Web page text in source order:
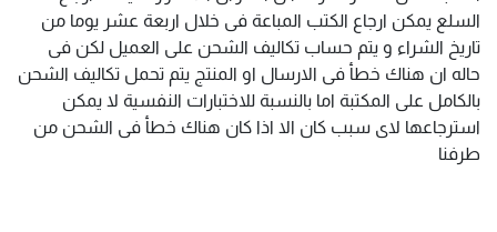
السلع يمكن ارجاع الكتب المباعة فى خلال اربعة عشر يوما من
تاريخ الشراء و يتم حساب تكاليف الشحن على العميل لكن فى
حاله ان هناك خطأ فى الارسال او المنتج يتم تحمل تكاليف الشحن
بالكامل على المكتبة اما بالنسبة للاختبارات النفسية لا يمكن
استرجاعها لاى سبب كان الا اذا كان هناك خطأ فى الشحن من
طرفنا